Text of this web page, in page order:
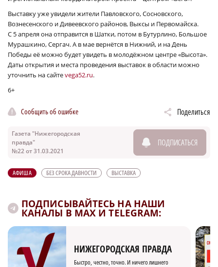
Выставку уже увидели жители Павловского, Сосновского,
Вознесенского и Дивеевского районов, Выксы и Первомайска.
С 5 апреля она отправится в Шатки, потом в Бутурлино, Большое
Мурашкино, Сергач. А в мае вернётся в Нижний, и на День
Победы её можно будет увидеть в молодёжном центре «Высота».
Даты открытия и места проведения выставок в области можно
уточнить на сайтеvega52.ru.
6+
Сообщить об ошибке Поделиться
Газета "Нижегородская
правда"
№22 от 31.03.2021
ПОДПИСАТЬСЯ
АФИША БЕЗ СРОКА ДАВНОСТИ ВЫСТАВКА
ПОДПИСЫВАЙТЕСЬ НА НАШИ
КАНАЛЫ В MAX И TELEGRAM:
НИЖЕГОРОДСКАЯ ПРАВДА
Быстро, честно, точно. И ничего лишнего